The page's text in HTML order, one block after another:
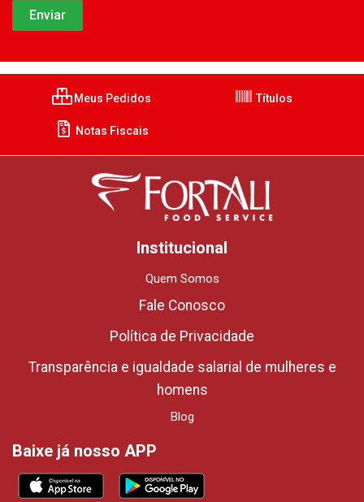
Meus Pedidos Títulos
Notas Fiscais
Institucional
Quem Somos
Fale Conosco
Política de Privacidade
Transparência e igualdade salarial de mulheres e
homens
Blog
Baixe já nosso APP